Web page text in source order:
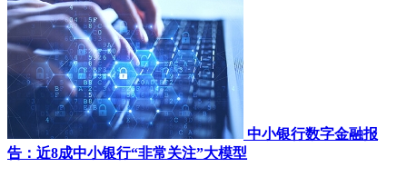
中小银行数字金融报
告：近8成中小银行“非常关注”大模型